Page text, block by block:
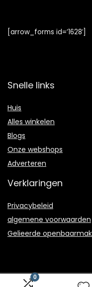
0
[arrow_forms id=’1628′]
Snelle links
Huis
Alles winkelen
Blogs
Onze webshops
Adverteren
Verklaringen
Privacybeleid
algemene voorwaarden
Gelieerde